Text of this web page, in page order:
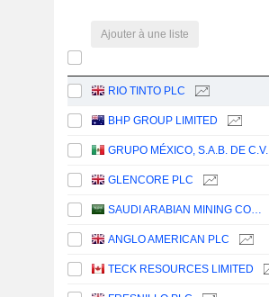
Ajouter à une liste
RIO TINTO PLC
BHP GROUP LIMITED
GRUPO MÉXICO, S.A.B. DE C.V.
GLENCORE PLC
SAUDI ARABIAN MINING COMPANY (MAADEN)
ANGLO AMERICAN PLC
TECK RESOURCES LIMITED